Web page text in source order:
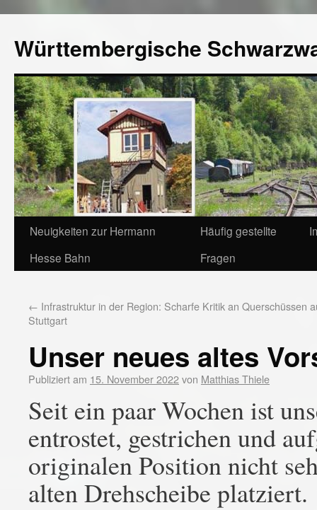
Württembergische
Neuigkeiten zur Hermann
Hesse Bahn
Häufig gestellte
Fragen
← Infrastruktur in der Region: Scharfe Kritik an Querschüssen
Stuttgart
Unser neues altes
Publiziert am 15. November 2022von Matthias Thiele
Seit ein paar Wochen ist
entrostet, gestrichen und
originalen Position nicht
alten Drehscheibe platziert.